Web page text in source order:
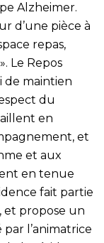
Alzheimer.
d’une pièce à
repas,
Le Repos
de maintien
du
en
et
et aux
en tenue
fait partie
et propose un
l’animatrice